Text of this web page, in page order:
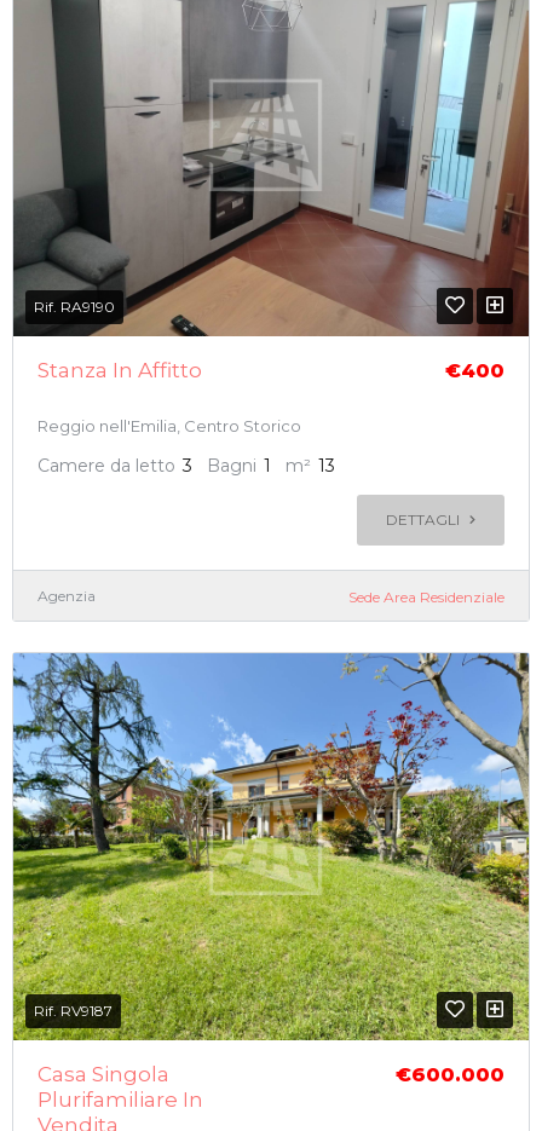
Rif. RA9190
Stanza In Affitto
Reggio nell'Emilia, Centro Storico
€400
Camere da letto 3 Bagni 1 m² 13
DETTAGLI
Agenzia Sede Area Residenziale
Rif. RV9187
Casa Singola
Plurifamiliare In
Vendita
€600.000